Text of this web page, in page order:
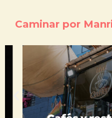
Caminar por